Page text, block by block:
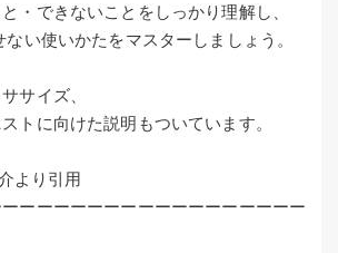
・できないことをしっかり理解し、
い使いかたをマスターしましょう。
サイズ、
トに向けた説明もついています。
より引用
ーーーーーーーーーーーーーーーーー